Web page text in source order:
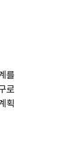
를
로
획